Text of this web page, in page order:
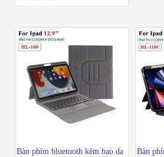
Bàn phím bluetooth kèm bao da
Bàn